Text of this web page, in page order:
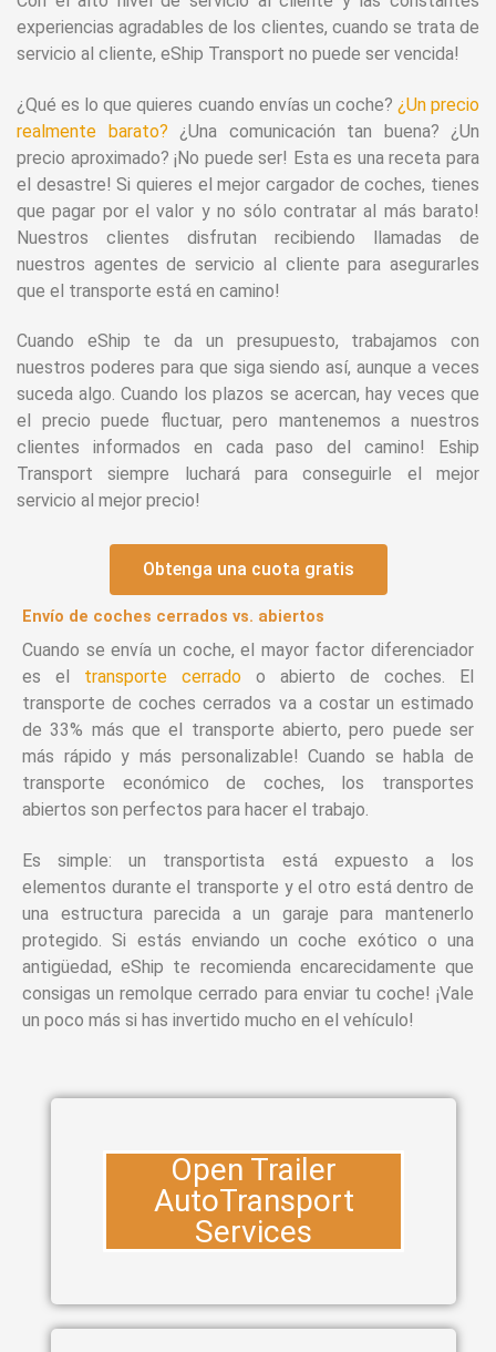
experiencias agradables de los clientes, cuando se trata de
servicio al cliente, eShip Transport no puede ser vencida!
¿Qué es lo que quieres cuando envías un coche? ¿Un precio
realmente barato? ¿Una comunicación tan buena? ¿Un
precio aproximado? ¡No puede ser! Esta es una receta para
el desastre! Si quieres el mejor cargador de coches, tienes
que pagar por el valor y no sólo contratar al más barato!
Nuestros clientes disfrutan recibiendo llamadas de
nuestros agentes de servicio al cliente para asegurarles
que el transporte está en camino!
Cuando eShip te da un presupuesto, trabajamos con
nuestros poderes para que siga siendo así, aunque a veces
suceda algo. Cuando los plazos se acercan, hay veces que
el precio puede fluctuar, pero mantenemos a nuestros
clientes informados en cada paso del camino! Eship
Transport siempre luchará para conseguirle el mejor
servicio al mejor precio!
Obtenga una cuota gratis
Envío de coches cerrados vs. abiertos
Cuando se envía un coche, el mayor factor diferenciador
es el
transporte cerrado o abierto de coches. El
transporte de coches cerrados va a costar un estimado
de 33% más que el transporte abierto, pero puede ser
más rápido y más personalizable! Cuando se habla de
transporte económico de coches, los transportes
abiertos son perfectos para hacer el trabajo.
Es simple: un transportista está expuesto a los
elementos durante el transporte y el otro está dentro de
una estructura parecida a un garaje para mantenerlo
protegido. Si estás enviando un coche exótico o una
antigüedad, eShip te recomienda encarecidamente que
consigas un remolque cerrado para enviar tu coche! ¡Vale
un poco más si has invertido mucho en el vehículo!
Open Trailer
AutoTransport
Services